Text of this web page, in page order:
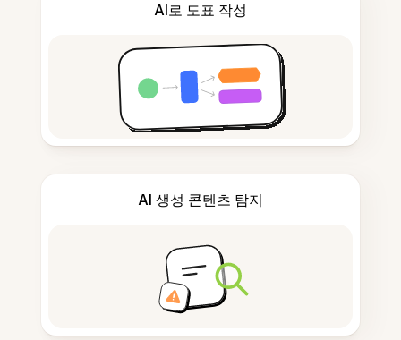
AI로 도표 작성
AI 생성 콘텐츠 탐지